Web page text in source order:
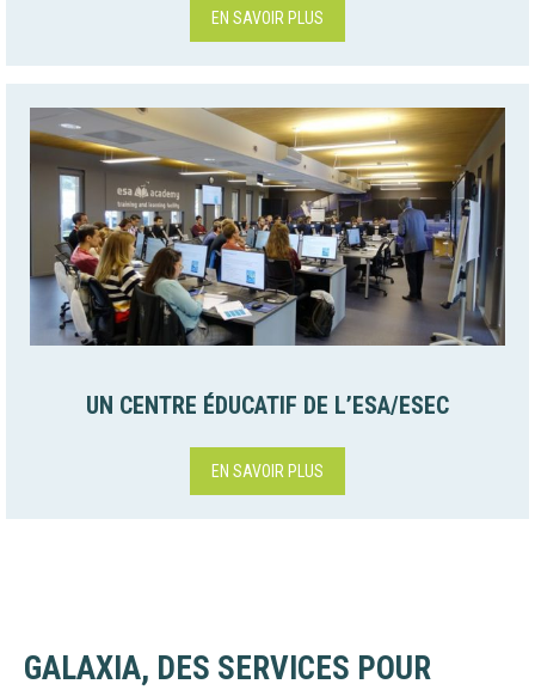
EN SAVOIR PLUS
UN CENTRE ÉDUCATIF DE L’ESA/ESEC
EN SAVOIR PLUS
GALAXIA, DES SERVICES POUR